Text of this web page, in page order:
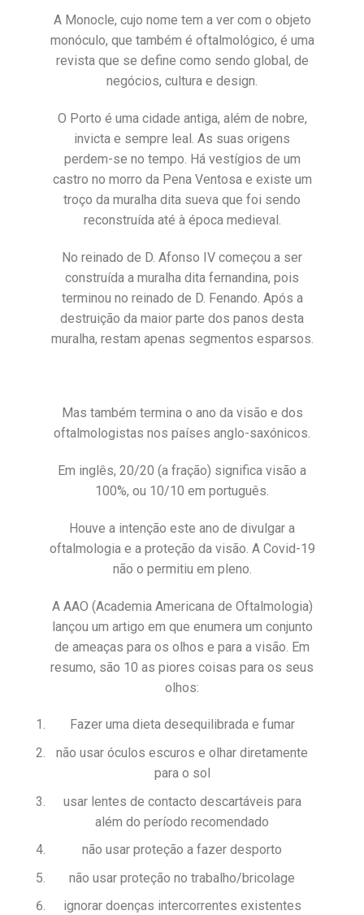
A Monocle, cujo nome tem a ver com o objeto
monóculo, que também é oftalmológico, é uma
revista que se define como sendo global, de
negócios, cultura e design.
O Porto é uma cidade antiga, além de nobre,
invicta e sempre leal. As suas origens
perdem-se no tempo. Há vestígios de um
castro no morro da Pena Ventosa e existe um
troço da muralha dita sueva que foi sendo
reconstruída até à época medieval.
No reinado de D. Afonso IV começou a ser
construída a muralha dita fernandina, pois
terminou no reinado de D. Fenando. Após a
destruição da maior parte dos panos desta
muralha, restam apenas segmentos esparsos.
Mas também termina o ano da visão e dos
oftalmologistas nos países anglo-saxónicos.
Em inglês, 20/20 (a fração) significa visão a
100%, ou 10/10 em português.
Houve a intenção este ano de divulgar a
oftalmologia e a proteção da visão. A Covid-19
não o permitiu em pleno.
A AAO (Academia Americana de Oftalmologia)
lançou um artigo em que enumera um conjunto
de ameaças para os olhos e para a visão. Em
resumo, são 10 as piores coisas para os seus
olhos:
Fazer uma dieta desequilibrada e fumar
não usar óculos escuros e olhar diretamente
para o sol
usar lentes de contacto descartáveis para
além do período recomendado
não usar proteção a fazer desporto
não usar proteção no trabalho/bricolage
ignorar doenças intercorrentes existentes